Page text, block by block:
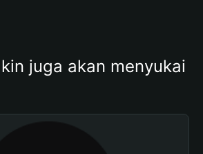
juga akan menyukai